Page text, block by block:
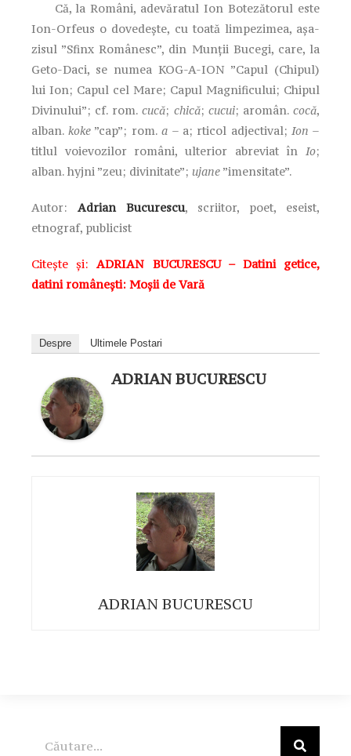
Că, la Români, adevăratul Ion Botezătorul este
Ion-Orfeus o dovedește, cu toată limpezimea, așa-
zisul ”Sfinx Românesc”, din Munții Bucegi, care, la
Geto-Daci, se numea KOG-A-ION ”Capul (Chipul)
lui Ion; Capul cel Mare; Capul Magnificului; Chipul
Divinului”; cf. rom.cucă; chică; cucui; aromân.cocă,
alban.koke ”cap”; rom. a – a; rticol adjectival; Ion –
titlul voievozilor români, ulterior abreviat în Io;
alban. hyjni ”zeu; divinitate”; ujane ”imensitate”.
Autor: Adrian Bucurescu, scriitor, poet, eseist,
etnograf, publicist
Citește și:ADRIAN BUCURESCU – Datini getice,
datini românești: Moșii de Vară
Despre Ultimele Postari
ADRIAN BUCURESCU
ADRIAN BUCURESCU